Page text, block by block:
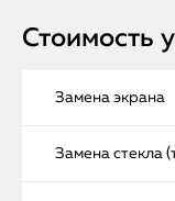
Стоимость
Замена экрана
Замена стекла